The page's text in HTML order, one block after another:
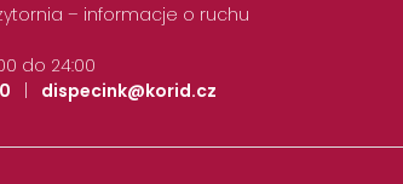
– informacje o ruchu
do 24:00
| dispecink@korid.cz